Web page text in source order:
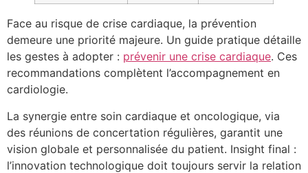
Face au risque de crise cardiaque, la prévention
demeure une priorité majeure. Un guide pratique détaille
les gestes à adopter : prévenir une crise cardiaque. Ces
recommandations complètent l’accompagnement en
cardiologie.
La synergie entre soin cardiaque et oncologique, via
des réunions de concertation régulières, garantit une
vision globale et personnalisée du patient. Insight final :
l’innovation technologique doit toujours servir la relation